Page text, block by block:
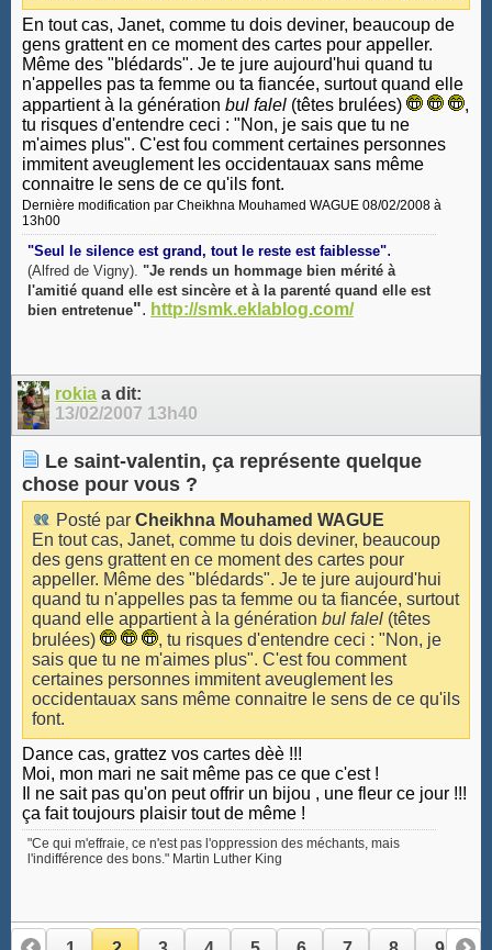
En tout cas, Janet, comme tu dois deviner, beaucoup de
gens grattent en ce moment des cartes pour appeller.
Même des "blédards". Je te jure aujourd'hui quand tu
n'appelles pas ta femme ou ta fiancée, surtout quand elle
appartient à la génération bul falel (têtes brulées)
,
tu risques d'entendre ceci : "Non, je sais que tu ne
m'aimes plus". C'est fou comment certaines personnes
immitent aveuglement les occidentauax sans même
connaitre le sens de ce qu'ils font.
Dernière modification par Cheikhna Mouhamed WAGUE 08/02/2008 à
13h00
"Seul le silence est grand, tout le reste est faiblesse".
(Alfred de Vigny). "Je rends un hommage bien mérité à
l'amitié quand elle est sincère et à la parenté quand elle est
bien entretenue". http://smk.eklablog.com/
rokia a dit:
13/02/2007 13h40
Le saint-valentin, ça représente quelque
chose pour vous ?
Posté par Cheikhna Mouhamed WAGUE
En tout cas, Janet, comme tu dois deviner, beaucoup
des gens grattent en ce moment des cartes pour
appeller. Même des "blédards". Je te jure aujourd'hui
quand tu n'appelles pas ta femme ou ta fiancée, surtout
quand elle appartient à la génération bul falel (têtes
brulées)
, tu risques d'entendre ceci : "Non, je
sais que tu ne m'aimes plus". C'est fou comment
certaines personnes immitent aveuglement les
occidentauax sans même connaitre le sens de ce qu'ils
font.
Dance cas, grattez vos cartes dèè !!!
Moi, mon mari ne sait même pas ce que c'est !
Il ne sait pas qu'on peut offrir un bijou , une fleur ce jour !!!
ça fait toujours plaisir tout de même !
"Ce qui m'effraie, ce n'est pas l'oppression des méchants, mais
l'indifférence des bons." Martin Luther King